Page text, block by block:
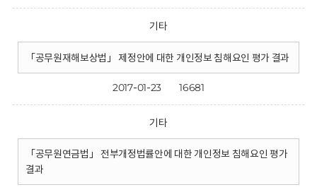
기타
「공무원재해보상법」 제정안에 대한 개인정보 침해요인 평가 결과
2017-01-23 16681
기타
「공무원연금법」 전부개정법률안에 대한 개인정보 침해요인 평가
결과